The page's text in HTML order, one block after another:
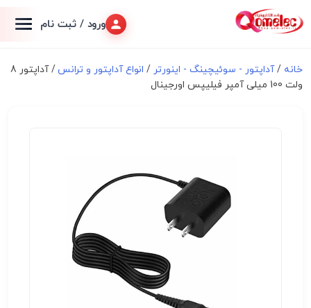
ورود / ثبت نام
خانه /آداپتور - سوئیچینگ - اینورتر / انواع آداپتور و ترانس
/ آداپتور 8
ولت 100 میلی آمپر فیلیپس اورجینال